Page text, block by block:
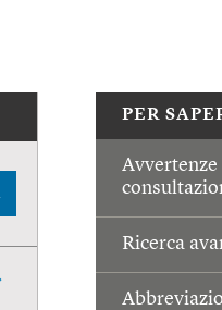
PER
Avvertenze
Ricerca